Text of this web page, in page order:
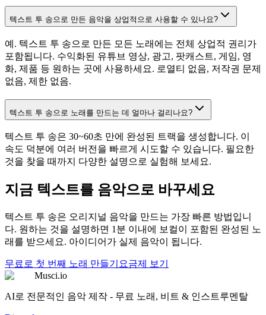
텍스트 투 송으로 만든 음악을 상업적으로 사용할 수 있나요?
예. 텍스트 투 송으로 만든 모든 노래에는 전체 상업적 권리가
포함됩니다. 수익화된 유튜브 영상, 광고, 팟캐스트, 게임, 영
화, 제품 등 원하는 곳에 사용하세요. 로열티 없음, 저작권 문제
없음, 제한 없음.
텍스트 투 송으로 노래를 만드는 데 얼마나 걸리나요?
텍스트 투 송은 30~60초 만에 완성된 트랙을 생성합니다. 이
속도 덕분에 여러 버전을 빠르게 시도할 수 있습니다. 필요한
것을 찾을 때까지 다양한 설명으로 실험해 보세요.
지금 텍스트를 음악으로 바꾸세요
텍스트 투 송은 오리지널 음악을 만드는 가장 빠른 방법입니
다. 원하는 것을 설명하면 1분 이내에 보컬이 포함된 완성된 노
래를 받으세요. 아이디어가 실제 음악이 됩니다.
무료로 첫 번째 노래 만들기 요금제 보기
Musci.io
AI로 전문적인 음악 제작 - 무료 노래, 비트 & 인스트루멘탈